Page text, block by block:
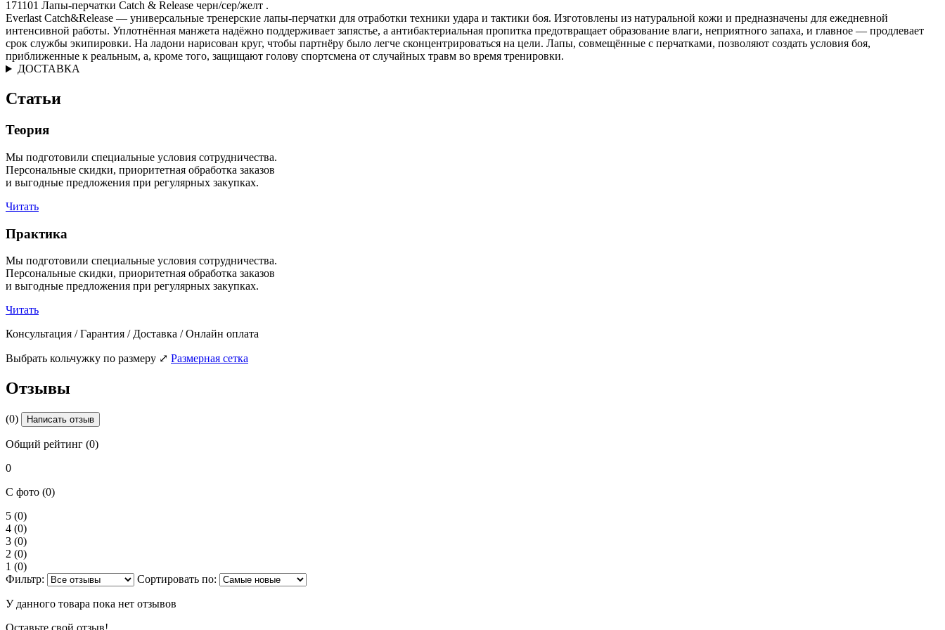
171101 Лапы-перчатки Catch & Release черн/сер/желт .
Everlast Catch&Release — универсальные тренерские лапы-перчатки для отработки техники удара и тактики боя. Изготовлены из натуральной кожи и предназначены для ежедневной
интенсивной работы. Уплотнённая манжета надёжно поддерживает запястье, а антибактериальная пропитка предотвращает образование влаги, неприятного запаха, и главное — продлевает
срок службы экипировки. На ладони нарисован круг, чтобы партнёру было легче сконцентрироваться на цели. Лапы, совмещённые с перчатками, позволяют создать условия боя,
приближенные к реальным, а, кроме того, защищают голову спортсмена от случайных травм во время тренировки.
ДОСТАВКА
Статьи
Теория
Мы подготовили специальные условия сотрудничества.
Персональные скидки, приоритетная обработка заказов
и выгодные предложения при регулярных закупках.
Читать
Практика
Мы подготовили специальные условия сотрудничества.
Персональные скидки, приоритетная обработка заказов
и выгодные предложения при регулярных закупках.
Читать
Консультация / Гарантия / Доставка / Онлайн оплата
Выбрать кольчужку по размеру ⤢ Размерная сетка
Отзывы
(0) Написать отзыв
Общий рейтинг (0)
0
С фото (0)
5 (0)
4 (0)
3 (0)
2 (0)
1 (0)
Фильтр:
Сортировать по:
У данного товара пока нет отзывов
Оставьте свой отзыв!